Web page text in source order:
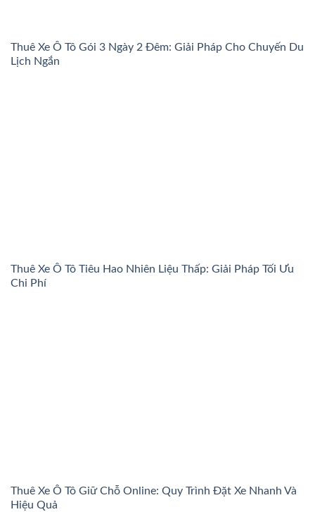
Thuê Xe Ô Tô Gói 3 Ngày 2 Đêm: Giải Pháp Cho Chuyến Du
Lịch Ngắn
Thuê Xe Ô Tô Tiêu Hao Nhiên Liệu Thấp: Giải Pháp Tối Ưu
Chi Phí
Thuê Xe Ô Tô Giữ Chỗ Online: Quy Trình Đặt Xe Nhanh Và
Hiệu Quả